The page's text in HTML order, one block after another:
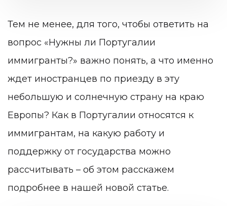
Тем не менее, для того, чтобы ответить на
вопрос «Нужны ли Португалии
иммигранты?» важно понять, а что именно
ждет иностранцев по приезду в эту
небольшую и солнечную страну на краю
Европы? Как в Португалии относятся к
иммигрантам, на какую работу и
поддержку от государства можно
рассчитывать – об этом расскажем
подробнее в нашей новой статье.